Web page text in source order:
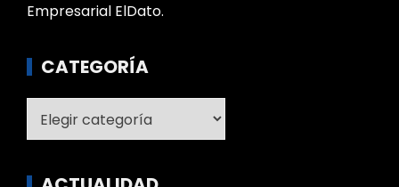
Empresarial ElDato.
CATEGORÍA